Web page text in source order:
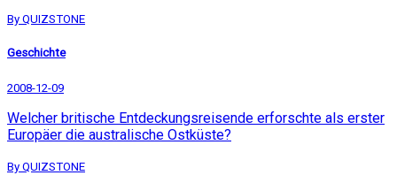
By QUIZSTONE
Geschichte
2008-12-09
Welcher britische Entdeckungsreisende erforschte als erster
Europäer die australische Ostküste?
By QUIZSTONE